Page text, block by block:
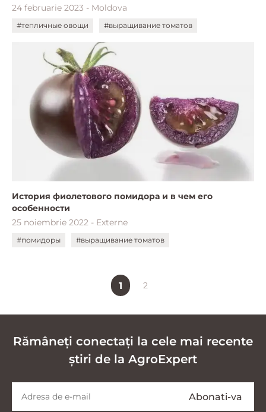
24 februarie 2023 - Moldova
#тепличные овощи #выращивание томатов
История фиолетового помидора и в чем его
особенности
25 noiembrie 2022 - Externe
#помидоры #выращивание томатов
1 2
Rămâneți conectați la cele mai recente
știri de la AgroExpert